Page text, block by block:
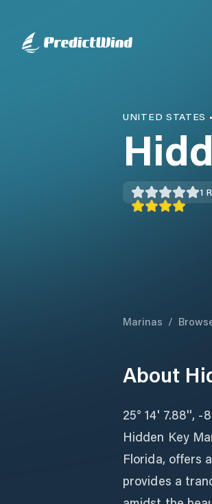
UNITED STATES •
1
Marinas /
About
25° 14' 7.88'', -
Hidden Key
Florida, offers
provides a